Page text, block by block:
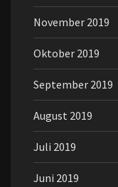
November 2019
Oktober 2019
September 2019
August 2019
Juli 2019
Juni 2019